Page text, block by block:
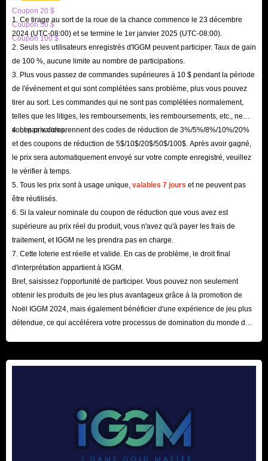
plus populaires que les joueurs utilisent pour obtenir avec l'UC. En
effet, ces Battle Pass offrent des récompenses à plusieurs niveaux
lorsque vous accomplissez des tâches tout au long de la saison, vous
exclusifs qui ne sont pas disponibles pour les joueurs gratuits.
Coffres et Lucky Spins : PUBG Mobile propose une variété de caisses
et de tours où vous pouvez tenter votre chance avec l'UC pour obtenir
des objets rares et exclusifs.
Accessoires : des costumes à durée limitée, des skins d'armes, des skins
de véhicules et d'autres accessoires sont fréquemment publiés dans le
jeu, et vous pouvez les échanger directement en utilisant l'UC. Ces
articles sont souvent thématiques, à la suite d'événements spéciaux ou
de collaborations, et sont un excellent moyen de se démarquer sur le
champ de bataille.
Emotes : avec les UC, vous pouvez également obtenir des
personnalisations de personnage supplémentaires et des émoticônes qui
ne sont pas disponibles pour les joueurs gratuits. Personnaliser votre
lorsque vous montrez un nouveau costume ou une nouvelle émoticône
Comment obtenir plus d'UC dans PUBG Mobile ?
Coupon 20 $
Coupon 50 $
Coupon 100 $
1. Ce tirage au sort de la roue de la chance commence le 23 décembre
2024 (UTC-08:00) et se termine le 1er janvier 2025 (UTC-08:00).
2. Seuls les utilisateurs enregistrés d'IGGM peuvent participer. Taux de gain
de 100 %, aucune limite au nombre de participations.
3. Plus vous passez de commandes supérieures à 10 $ pendant la période
de l'événement et qui sont complétées sans problème, plus vous pouvez
tirer au sort. Les commandes qui ne sont pas complétées normalement,
telles que les litiges, les remboursements, les remboursements, etc., ne
sont pas valides.
4. Les prix comprennent des codes de réduction de 3%/5%/8%/10%/20%
et des coupons de réduction de 5$/10$/20$/50$/100$. Après avoir gagné,
le prix sera automatiquement envoyé sur votre compte enregistré, veuillez
le vérifier à temps.
5. Tous les prix sont à usage unique, valables 7 jours et ne peuvent pas
être réutilisés.
6. Si la valeur nominale du coupon de réduction que vous avez est
supérieure au prix réel du produit, vous n'avez qu'à payer les frais de
traitement, et IGGM ne les prendra pas en charge.
7. Cette loterie est réelle et valide. En cas de problème, le droit final
d'interprétation appartient à IGGM.
Bref, saisissez l'opportunité de participer. Vous pouvez non seulement
obtenir les produits de jeu les plus avantageux grâce à la promotion de
Noël IGGM 2024, mais également bénéficier d'une expérience de jeu plus
détendue, ce qui accélérera votre processus de domination du monde du